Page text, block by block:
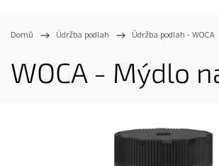
Domů / Údržba podlah / Údržba podlah - WOCA
WOCA - Mýdlo